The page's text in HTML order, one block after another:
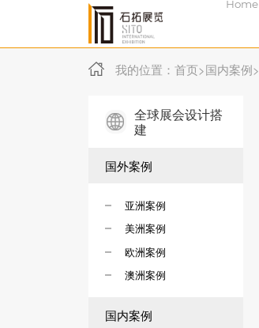
Home
我的位置： 首页>国内案例>
全球展会设计搭
建
国外案例
亚洲案例
美洲案例
欧洲案例
澳洲案例
国内案例